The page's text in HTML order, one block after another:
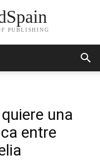
PUBLISHING
una
entre